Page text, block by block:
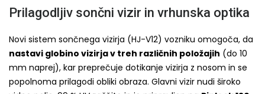
Prilagodljiv sončni vizir in vrhunska optika
Novi sistem sončnega vizirja (HJ-V12) vozniku omogoča, da
nastavi globino vizirja v treh različnih položajih (do 10
mm naprej), kar preprečuje dotikanje vizirja z nosom in se
popolnoma prilagodi obliki obraza. Glavni vizir nudi široko